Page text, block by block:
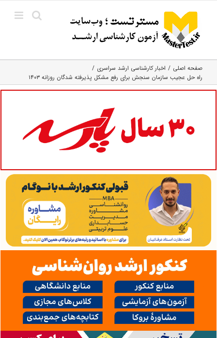
content
صفحه اصلی
اخبار کارشناسی ارشد سراسری
راه حل عجیب سازمان سنجش برای رفع مشکل پذیرفته شدگان روزانه ۱۴۰۳